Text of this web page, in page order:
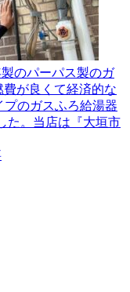
のパーパス製のガ
が良くて経済的な
のガスふろ給湯器
た。当店は『大垣市